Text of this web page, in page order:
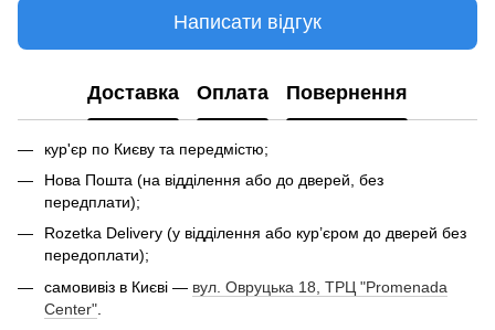
Написати відгук
Доставка Оплата Повернення
кур'єр по Києву та передмістю;
Нова Пошта (на відділення або до дверей, без
передплати);
Rozetka Delivery (у відділення або кур’єром до дверей без
передоплати);
самовивіз в Києві — вул. Овруцька 18, ТРЦ "Promenada
Center"